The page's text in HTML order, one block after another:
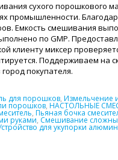
сухого порошкового
промышленности.
Емкость смешивания
по GMP.
клиенту миксер
Поддерживаем на
покупателя.
для порошков, Измельчение
порошков, НАСТОЛЬНЫЕ
, Пьяная бочка
руками, Смешивание
для укупорки